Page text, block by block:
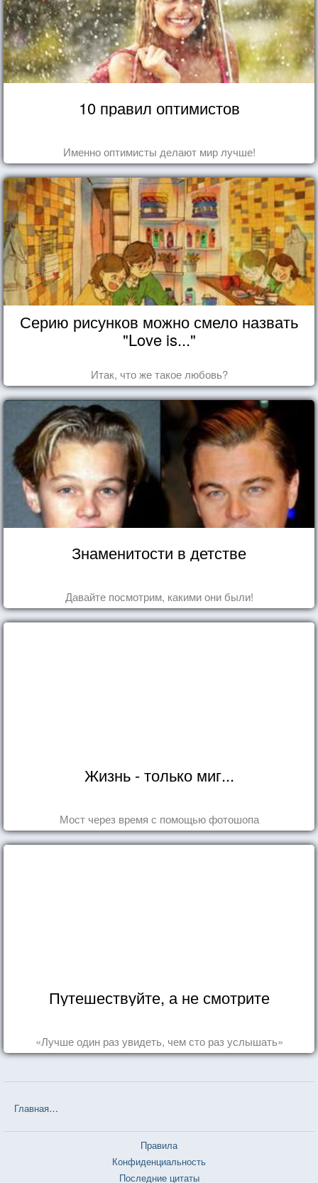
10 правил оптимистов
Именно оптимисты делают мир лучше!
Серию рисунков можно смело назвать
"Love is..."
Итак, что же такое любовь?
Знаменитости в детстве
Давайте посмотрим, какими они были!
Жизнь - только миг...
Мост через время с помощью фотошопа
Путешествуйте, а не смотрите
«Лучше один раз увидеть, чем сто раз услышать»
Главная
Правила
Конфиденциальность
Последние цитаты